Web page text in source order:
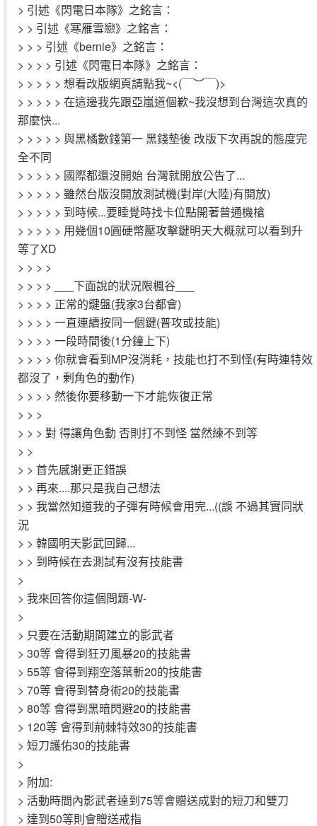
> 引述《閃電日本隊》之銘言：
> > 引述《寒雁雪戀》之銘言：
> > > 引述《bernie》之銘言：
> > > > 引述《閃電日本隊》之銘言：
> > > > > 想看改版網頁請點我~<(￣︶￣)>
> > > > > 在這邊我先跟亞嵐道個歉~我沒想到台灣這次真的
那麼快...
> > > > > 與黑橘數錢第一 黑錢墊後 改版下次再說的態度完
全不同
> > > > > 國際都還沒開始 台灣就開放公告了...
> > > > > 雖然台版沒開放測試機(對岸(大陸)有開放)
> > > > > 到時候...要睡覺時找卡位點開著普通機槍
> > > > > 用幾個10圓硬幣壓攻擊鍵明天大概就可以看到升
等了XD
> > > >
> > > > ___下面說的狀況限楓谷___
> > > > 正常的鍵盤(我家3台都會)
> > > > 一直連續按同一個鍵(普攻或技能)
> > > > 一段時間後(1分鐘上下)
> > > > 你就會看到MP沒消耗，技能也打不到怪(有時連特效
都沒了，剰角色的動作)
> > > > 然後你要移動一下才能恢復正常
> > >
> > > 對 得讓角色動 否則打不到怪 當然練不到等
> >
> > 首先感謝更正錯誤
> > 再來....那只是我自己想法
> > 我當然知道我的子彈有時候會用完...((誤 不過其實同狀
況
> > 韓國明天影武回歸...
> > 到時候在去測試有沒有技能書
>
> 我來回答你這個問題-W-
>
> 只要在活動期間建立的影武者
> 30等 會得到狂刃風暴20的技能書
> 55等 會得到翔空落葉斬20的技能書
> 70等 會得到替身術20的技能書
> 80等 會得到黑暗閃避20的技能書
> 120等 會得到荊棘特效30的技能書
> 短刀護佑30的技能書
>
> 附加:
> 活動時間內影武者達到75等會贈送成對的短刀和雙刀
> 達到50等則會贈送戒指